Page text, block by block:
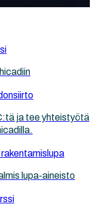
ja tee yhteistyötä
lupa-aineisto